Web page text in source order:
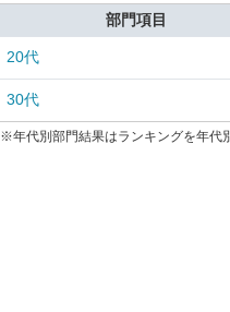
部門項目
20代
30代
※年代別部門結果はランキングを年代